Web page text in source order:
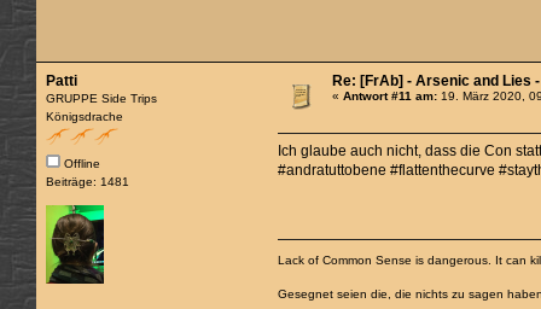
Patti
GRUPPE Side Trips
Königsdrache
Offline
Beiträge: 1481
Re: [FrAb] - Arsenic and Lies
«Antwort #11 am: 19. März 2020,
Ich glaube auch nicht, dass die Con
#andratuttobene #flattenthecurve
Lack of Common Sense is dangerous. It can
Gesegnet seien die, die nichts zu sagen